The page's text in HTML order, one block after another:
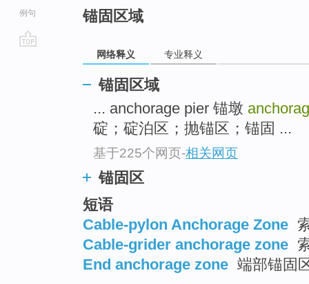
例句
锚固区域
网络释义 专业释义
锚固区域
... anchorage pier 锚墩
碇；碇泊区；抛锚区；锚固 ...
基于225个网页-相关网页
锚固区
短语
Cable-pylon Anchorage Zone
Cable-grider anchorage zone
End anchorage zone 端部锚固